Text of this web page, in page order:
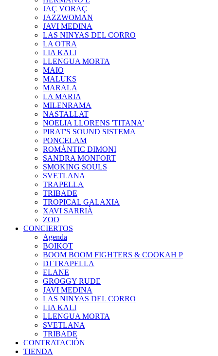
JAÇ VORAÇ
JAZZWOMAN
JAVI MEDINA
LAS NINYAS DEL CORRO
LA OTRA
LIA KALI
LLENGUA MORTA
MAIO
MALUKS
MARALA
LA MARIA
MILENRAMA
NASTALLAT
NOELIA LLORENS 'TITANA'
PIRAT'S SOUND SISTEMA
PONCELAM
ROMÀNTIC DIMONI
SANDRA MONFORT
SMOKING SOULS
SVETLANA
TRAPELLA
TRIBADE
TROPICAL GALAXIA
XAVI SARRIÀ
ZOO
CONCIERTOS
Agenda
BOIKOT
BOOM BOOM FIGHTERS & COOKAH P
DJ TRAPELLA
ELANE
GROGGY RUDE
JAVI MEDINA
LAS NINYAS DEL CORRO
LIA KALI
LLENGUA MORTA
SVETLANA
TRIBADE
CONTRATACIÓN
TIENDA